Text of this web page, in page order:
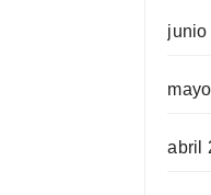
junio
abril